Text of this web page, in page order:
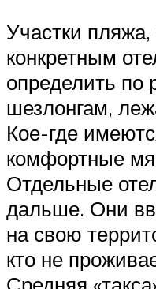
Участки
конкретным
определить по
шезлонгам,
Кое-где
комфортные
Отдельные
дальше. Они
на свою
кто не